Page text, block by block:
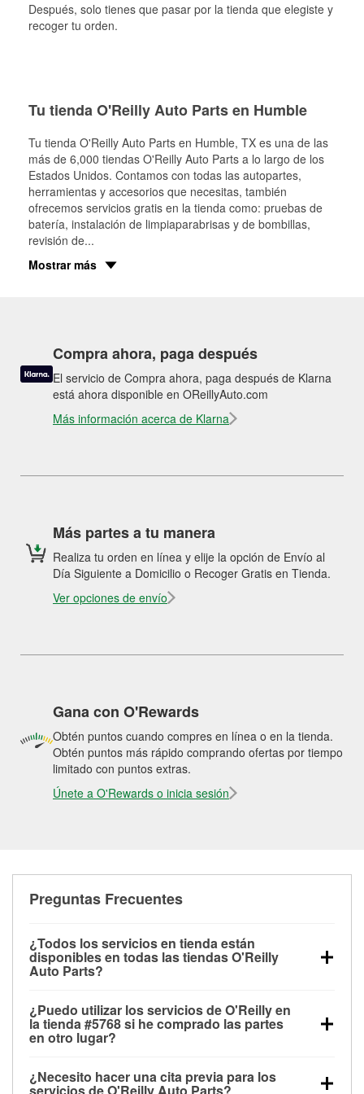
Después, solo tienes que pasar por la tienda que elegiste y
recoger tu orden.
Tu tienda O'Reilly Auto Parts en Humble
Tu tienda O'Reilly Auto Parts en Humble, TX es una de las
más de 6,000 tiendas O'Reilly Auto Parts a lo largo de los
Estados Unidos. Contamos con todas las autopartes,
herramientas y accesorios que necesitas, también
ofrecemos servicios gratis en la tienda como: pruebas de
batería, instalación de limpiaparabrisas y de bombillas,
revisión de...
Mostrar más
Compra ahora, paga después
El servicio de Compra ahora, paga después de Klarna
está ahora disponible en OReillyAuto.com
Más información acerca de Klarna
Más partes a tu manera
Realiza tu orden en línea y elije la opción de Envío al
Día Siguiente a Domicilio o Recoger Gratis en Tienda.
Ver opciones de envío
Gana con O'Rewards
Obtén puntos cuando compres en línea o en la tienda.
Obtén puntos más rápido comprando ofertas por tiempo
limitado con puntos extras.
Únete a O'Rewards o inicia sesión
Preguntas Frecuentes
¿Todos los servicios en tienda están
disponibles en todas las tiendas O'Reilly
Auto Parts?
las pruebas de batería, pruebas de alternador y
motor de arranque, revisión de la luz “Check Engine”
con O'Reilly VeriScan® e instalación de
limpiaparabrisas o bombillas, están disponibles en
todas las tiendas O'Reilly Auto Parts. La tienda
¿Puedo utilizar los servicios de O'Reilly en
la tienda #5768 si he comprado las partes
en otro lugar?
de O'Reilly Auto Parts que estén disponibles en la
¿Necesito hacer una cita previa para los